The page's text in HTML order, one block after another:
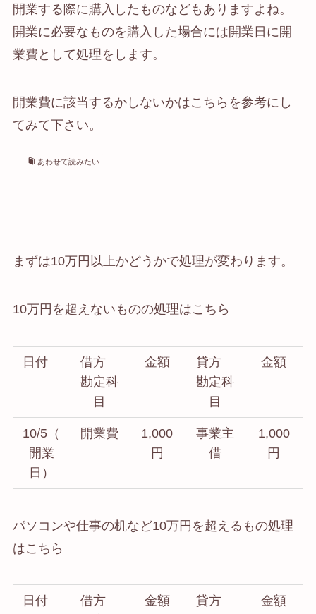
開業する際に購入したものなどもありますよね。
開業に必要なものを購入した場合には開業日に開
業費として処理をします。
開業費に該当するかしないかはこちらを参考にし
てみて下さい。
あわせて読みたい
まずは10万円以上かどうかで処理が変わります。
10万円を超えないものの処理はこちら
日付
借方
勘定科
目
金額
貸方
勘定科
目
金額
10/5（
開業
日）
開業費
1,000
円
事業主
借
1,000
円
パソコンや仕事の机など10万円を超えるもの処理
はこちら
日付
借方
金額
貸方
金額